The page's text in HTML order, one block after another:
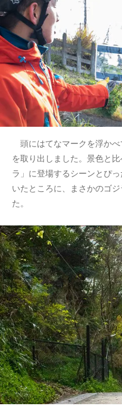
頭にはてなマークを浮か
を取り出しました。景色と
ラ」に登場するシーンとぴ
いたところに、まさかのゴ
た。